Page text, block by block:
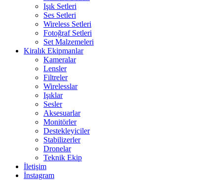
Işık Setleri
Ses Setleri
Wireless Setleri
Fotoğraf Setleri
Set Malzemeleri
Kiralık Ekipmanlar
Kameralar
Lensler
Filtreler
Wirelesslar
Işıklar
Sesler
Aksesuarlar
Monitörler
Destekleyiciler
Stabilizerler
Dronelar
Teknik Ekip
İletişim
İnstagram